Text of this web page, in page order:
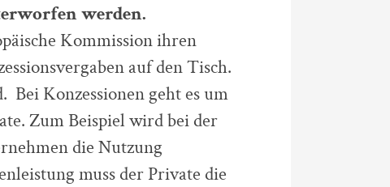
werden.
Kommission ihren
auf den Tisch.
Bei Konzessionen geht es um
Zum Beispiel wird bei der
die Nutzung
muss der Private die